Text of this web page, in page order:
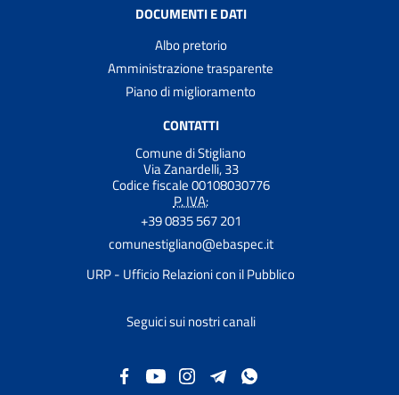
DOCUMENTI E DATI
Albo pretorio
Amministrazione trasparente
Piano di miglioramento
CONTATTI
Comune di Stigliano
Via Zanardelli, 33
Codice fiscale 00108030776
P. IVA:
+39 0835 567 201
comunestigliano@ebaspec.it
URP - Ufficio Relazioni con il Pubblico
Seguici sui nostri canali